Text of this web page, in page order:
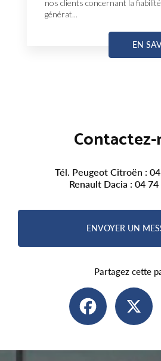
nos clients concernant la
générat...
EN
Tél. Peugeot Citroën :
Renault Dacia : 04 74
ENVOYER UN
Partagez cette
Facebook